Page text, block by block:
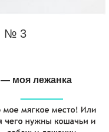
№ 3
моя лежанка